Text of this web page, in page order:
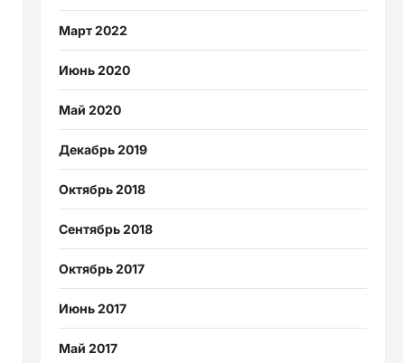
Март 2022
Июнь 2020
Май 2020
Декабрь 2019
Октябрь 2018
Сентябрь 2018
Октябрь 2017
Июнь 2017
Май 2017